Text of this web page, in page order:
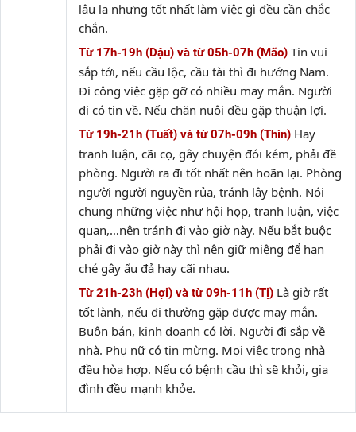
lâu la nhưng tốt nhất làm việc gì đều cần chắc
chắn.
Từ 17h-19h (Dậu) và từ 05h-07h (Mão) Tin vui
sắp tới, nếu cầu lộc, cầu tài thì đi hướng Nam.
Đi công việc gặp gỡ có nhiều may mắn. Người
đi có tin về. Nếu chăn nuôi đều gặp thuận lợi.
Từ 19h-21h (Tuất) và từ 07h-09h (Thìn) Hay
tranh luận, cãi cọ, gây chuyện đói kém, phải đề
phòng. Người ra đi tốt nhất nên hoãn lại. Phòng
người người nguyền rủa, tránh lây bệnh. Nói
chung những việc như hội họp, tranh luận, việc
quan,…nên tránh đi vào giờ này. Nếu bắt buộc
phải đi vào giờ này thì nên giữ miệng để hạn
ché gây ẩu đả hay cãi nhau.
Từ 21h-23h (Hợi) và từ 09h-11h (Tị) Là giờ rất
tốt lành, nếu đi thường gặp được may mắn.
Buôn bán, kinh doanh có lời. Người đi sắp về
nhà. Phụ nữ có tin mừng. Mọi việc trong nhà
đều hòa hợp. Nếu có bệnh cầu thì sẽ khỏi, gia
đình đều mạnh khỏe.